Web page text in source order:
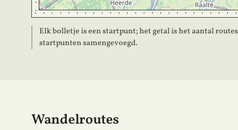
Elk bolletje is een startpunt; het getal is het aantal
startpunten samengevoegd.
Wandelroutes